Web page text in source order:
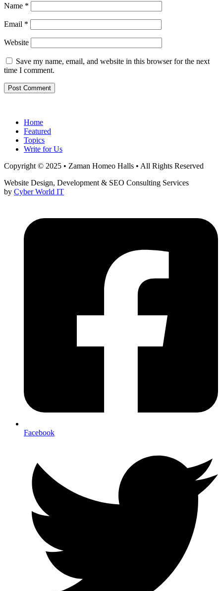
Name *
Email *
Website
Save my name, email, and website in this browser for the next
time I comment.
Home
Featured
Topics
Write for Us
Copyright © 2025 • Zaman Homeo Halls • All Rights Reserved
Website Design, Development & SEO Consulting Services
by Cyber World IT
Facebook